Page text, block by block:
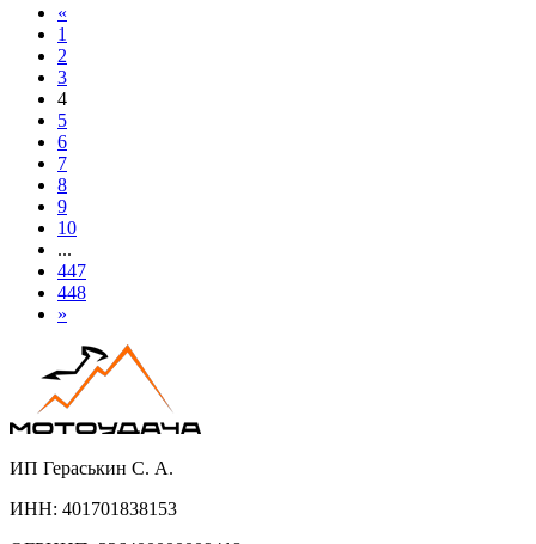
«
1
2
3
4
5
6
7
8
9
10
...
447
448
»
ИП Гераськин С. А.
ИНН: 401701838153